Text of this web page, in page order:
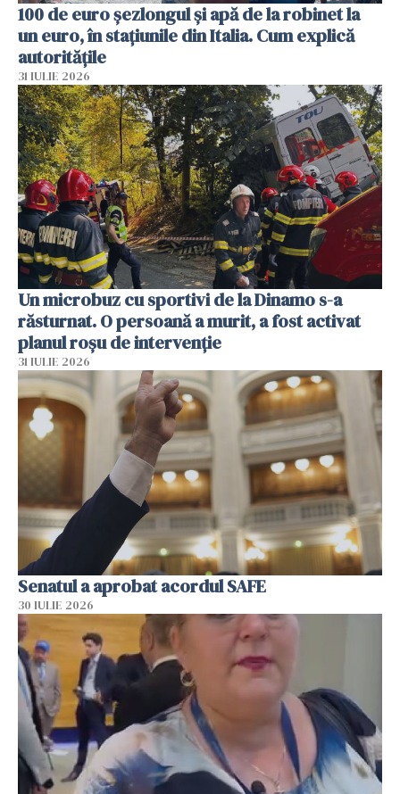
100 de euro șezlongul și apă de la robinet la
un euro, în stațiunile din Italia. Cum explică
autoritățile
31 IULIE 2026
Un microbuz cu sportivi de la Dinamo s-a
răsturnat. O persoană a murit, a fost activat
planul roșu de intervenție
31 IULIE 2026
Senatul a aprobat acordul SAFE
30 IULIE 2026